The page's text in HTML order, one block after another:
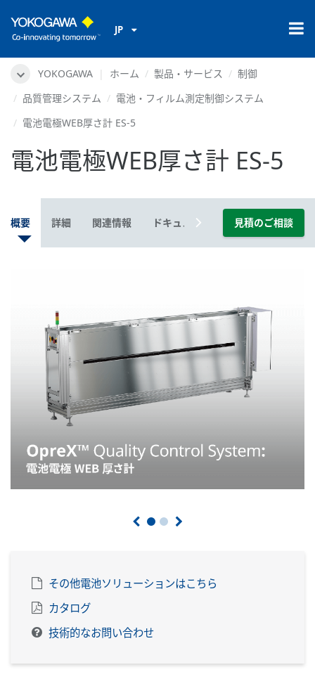
JP
YOKOGAWA ホーム 製品・サービス
制御
品質管理システム
電池・フィルム測定制御システム
電池電極WEB厚さ計 ES-5
電池電極WEB厚さ計 ES-5
概要 詳細 関連情報 ドキュメント＆ダウンロード
見積のご相談
その他電池ソリューションはこちら
カタログ
技術的なお問い合わせ